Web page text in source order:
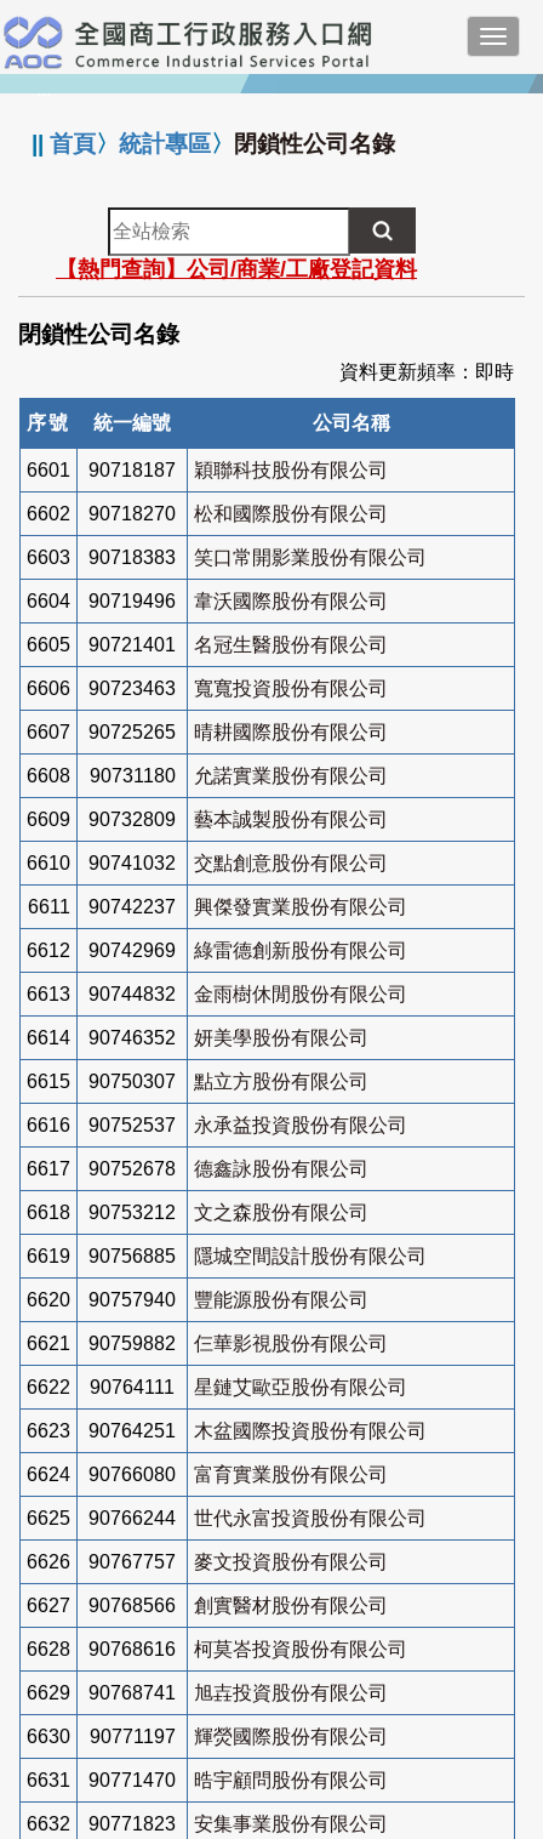
跳
到
主
要
:::
||首頁〉統計專區〉 閉鎖性公司名錄
全
站
檢
索
【熱門查詢】公司/商業/工廠登記資料
閉鎖性公司名錄
資料更新頻率：即時
序號 統一編號 公司名稱
6601 90718187 穎聯科技股份有限公司
6602 90718270 松和國際股份有限公司
6603 90718383 笑口常開影業股份有限公司
6604 90719496 韋沃國際股份有限公司
6605 90721401 名冠生醫股份有限公司
6606 90723463 寬寬投資股份有限公司
6607 90725265 晴耕國際股份有限公司
6608 90731180 允諾實業股份有限公司
6609 90732809 藝本誠製股份有限公司
6610 90741032 交點創意股份有限公司
6611 90742237 興傑發實業股份有限公司
6612 90742969 綠雷德創新股份有限公司
6613 90744832 金雨樹休閒股份有限公司
6614 90746352 妍美學股份有限公司
6615 90750307 點立方股份有限公司
6616 90752537 永承益投資股份有限公司
6617 90752678 德鑫詠股份有限公司
6618 90753212 文之森股份有限公司
6619 90756885 隱城空間設計股份有限公司
6620 90757940 豐能源股份有限公司
6621 90759882 仨華影視股份有限公司
6622 90764111 星鏈艾歐亞股份有限公司
6623 90764251 木盆國際投資股份有限公司
6624 90766080 富育實業股份有限公司
6625 90766244 世代永富投資股份有限公司
6626 90767757 麥文投資股份有限公司
6627 90768566 創實醫材股份有限公司
6628 90768616 柯莫峇投資股份有限公司
6629 90768741 旭壵投資股份有限公司
6630 90771197 輝熒國際股份有限公司
6631 90771470 晧宇顧問股份有限公司
6632 90771823 安集事業股份有限公司